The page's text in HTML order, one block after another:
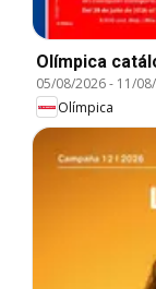
Olímpica
05/08/2026- 11/
Olímpica